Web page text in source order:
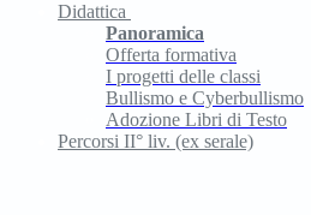
Didattica
Panoramica
Offerta formativa
I progetti delle classi
Bullismo e Cyberbullismo
Adozione Libri di Testo
Percorsi II° liv. (ex serale)